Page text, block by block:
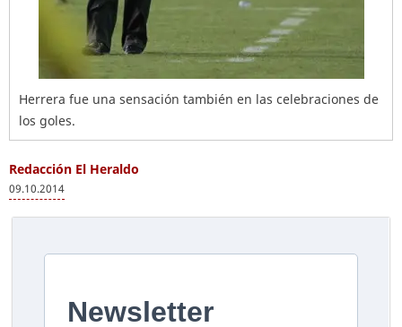
Herrera fue una sensación también en las celebraciones de
los goles.
Redacción El Heraldo
09.10.2014